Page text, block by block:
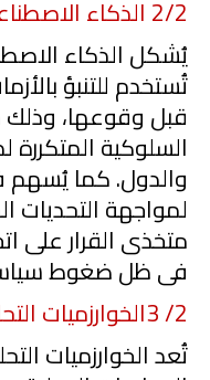
2/2
الذكاء
يُشكل الذكاء
تُستخدم للتنبؤ
قبل وقوعها، وذلك
السلوكية
والدول. كما يُسهم
لمواجهة التحديات
متخذى القرار على
فى ظل ضغوط
2
/ الخوارزميات
تُعد الخوارزميات